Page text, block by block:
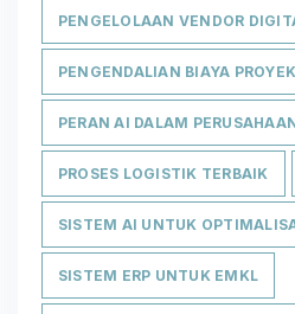
PENGELOLAAN VENDOR
PENGENDALIAN BIAYA PROYEK
PERAN AI DALAM
PROSES LOGISTIK TERBAIK
SISTEM AI UNTUK
SISTEM ERP UNTUK EMKL